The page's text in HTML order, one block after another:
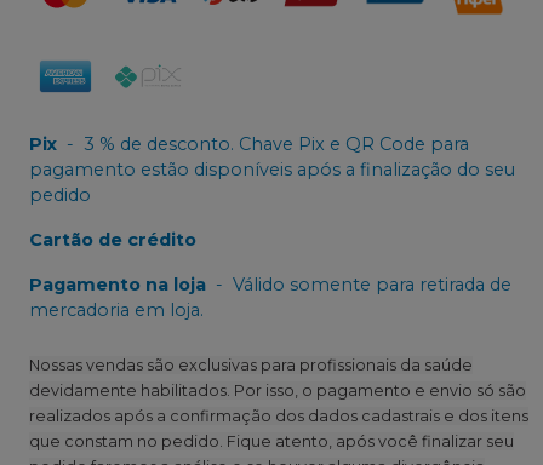
Pix - 3 % de desconto. Chave Pix e QR Code para
pagamento estão disponíveis após a finalização do seu
pedido
Cartão de crédito
Pagamento na loja - Válido somente para retirada de
mercadoria em loja.
Nossas vendas são exclusivas para profissionais da saúde
devidamente habilitados. Por isso, o pagamento e envio só são
realizados após a confirmação dos dados cadastrais e dos itens
que constam no pedido. Fique atento, após você finalizar seu